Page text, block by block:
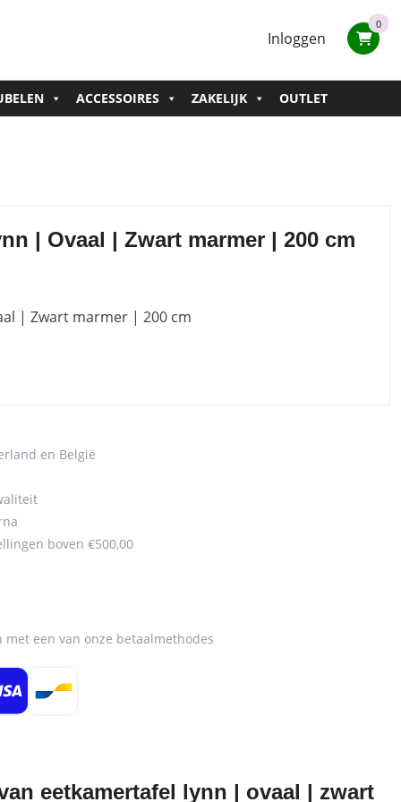
Inloggen
0
ACCESSOIRES ZAKELIJK OUTLET
| Ovaal | Zwart marmer | 200 cm
| Zwart marmer | 200 cm
en België
boven €500,00
een van onze betaalmethodes
eetkamertafel lynn | ovaal | zwart